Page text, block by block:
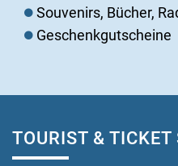
Souvenirs, Bücher,
Geschenkgutscheine
TOURIST & TICKET